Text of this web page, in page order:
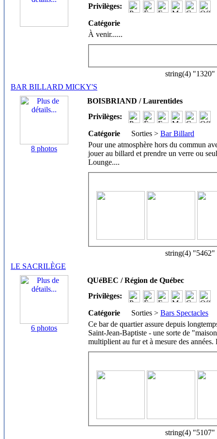
Privilèges:
Catégorie
À venir......
string(4) "1320"
BAR BILLARD MICKY'S
8 photos
BOISBRIAND / Laurentides
Privilèges:
Catégorie Sorties > Bar Billard
Pour une atmosphère hors du commun
jouer au billard et prendre un verre ou
Lounge....
string(4) "5462"
LE SACRILÈGE
6 photos
QUéBEC / Région de Québec
Privilèges:
Catégorie Sorties > Bars Spectacles
Ce bar de quartier assure depuis
Saint-Jean-Baptiste - une sorte de
multiplient au fur et à mesure des
string(4) "5107"